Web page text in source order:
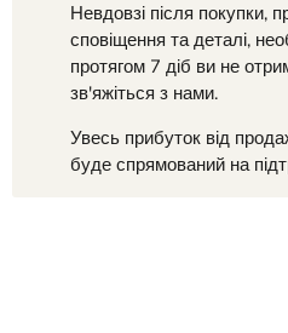
Невдовзі після покупки,
сповіщення та деталі,
протягом 7 діб ви не
зв'яжіться з нами.
Увесь прибуток від
буде спрямований на